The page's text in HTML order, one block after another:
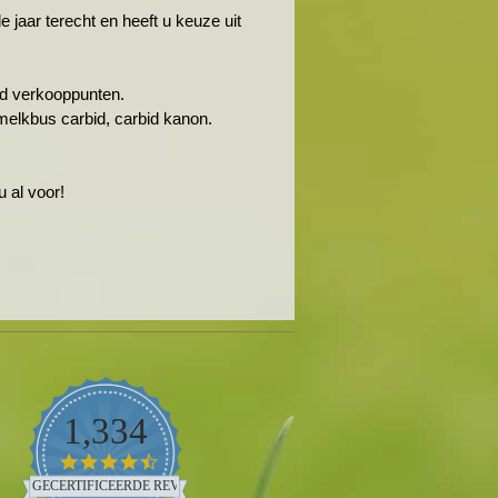
jaar terecht en heeft u keuze uit
verkooppunten.
carbid, carbid kanon.
al voor!
1,334
4.5
star
GECERTIFICEERDE REVIEWS